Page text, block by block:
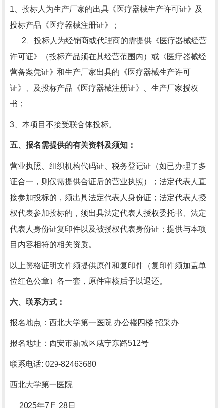
1、投标人为生产厂家的出具《医疗器械生产许可证》及
投标产品《医疗器械注册证》；
2、投标人为经销商或代理商的需提供《医疗器械经营
许可证》（投标产品须在其经营范围内）或《医疗器械经
营备案凭证》和生产厂家出具的《医疗器械生产许可
证》、
及投标产品《医疗器械注册证》、生产厂家授权
书；
3、本项目不接受联合体投标。
五、报名需提供的有关资料及须知：
营业执照、组织机构代码证、税务登记证（如已办理了多
证合一，则仅需提供合证后的营业执照）；法定代表人直
接参加投标的，须出具法定代表人身份证；法定代表人授
权代表参加投标的，须出具法定代表人授权委托书、法定
代表人身份证复印件以及被授权代表身份证；提供与本项
目内容相符的相关资质。
以上资格证明文件须提供原件和复印件（复印件须加盖单
位红色公章）各一套，原件审核后予以退还。
六、 联系方式 ：
报名地点：西北大学第一医院 办公楼四楼 招采办
报名地址：西安市新城区咸宁东路512号
联系电话: 029-82463680
西北大学第一医院
2025年7 月 28日